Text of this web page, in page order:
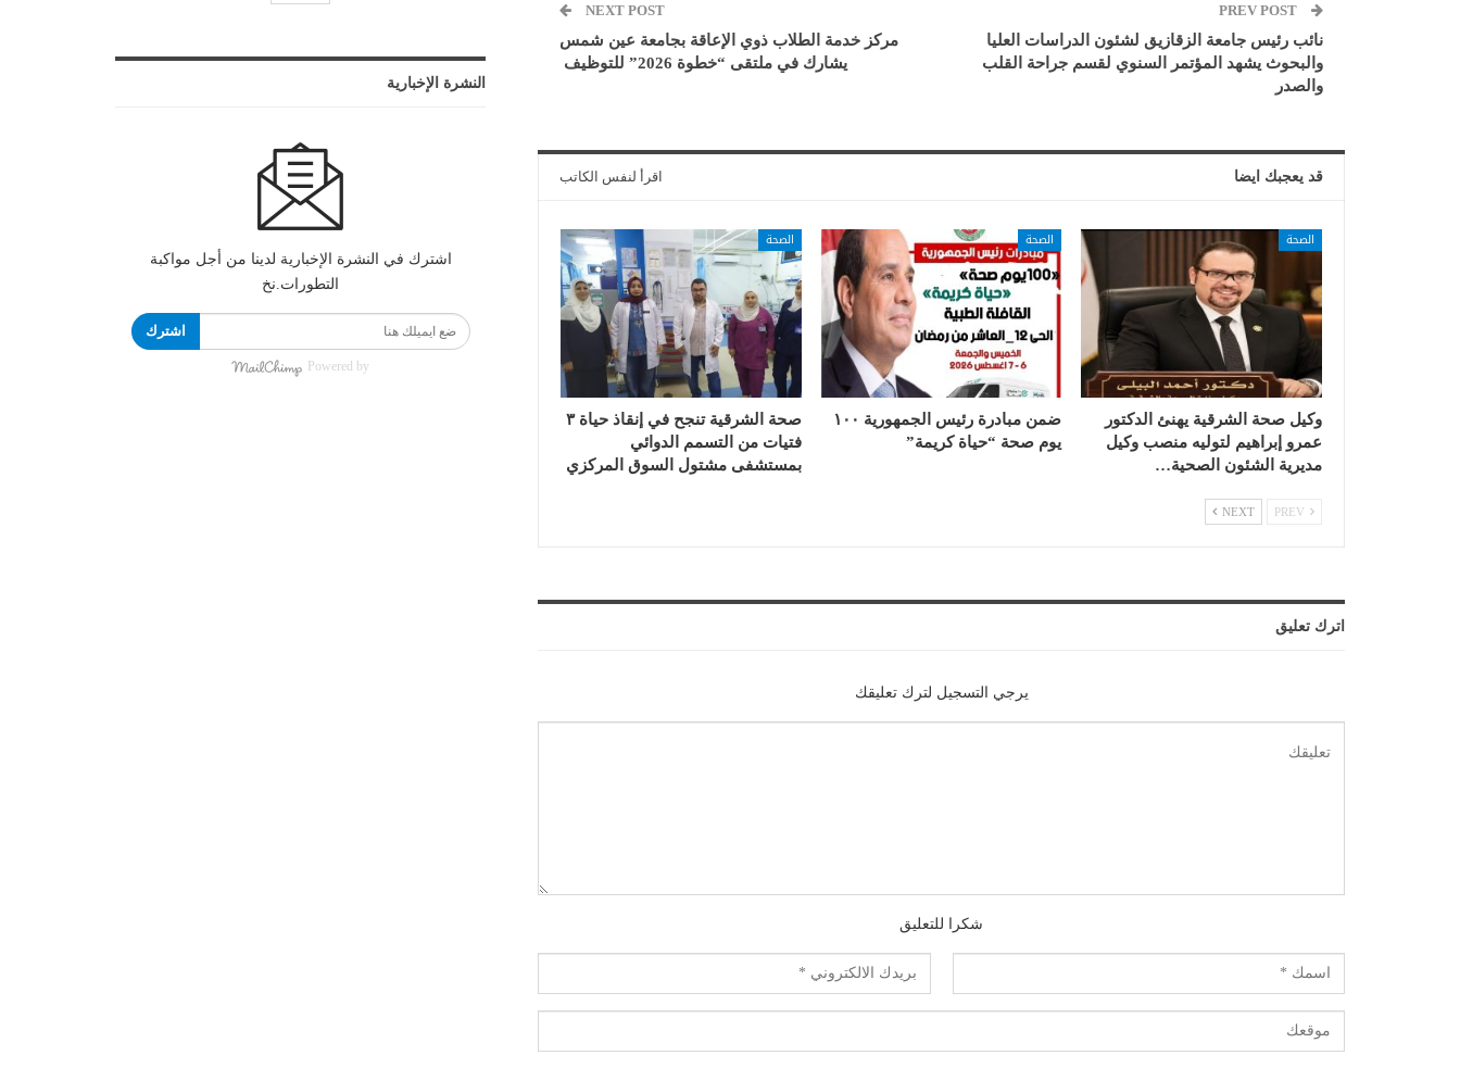
نائب رئيس جامعة الزقازيق لشئون الدراسات العليا
والبحوث يشهد المؤتمر السنوي لقسم جراحة القلب
والصدر
NEXT POST
مركز خدمة الطلاب ذوي الإعاقة بجامعة عين شمس
يشارك في ملتقى “خطوة 2026” للتوظيف
قد يعجبك ايضا اقرأ لنفس الكاتب
الصحة
وكيل صحة الشرقية يهنئ الدكتور
عمرو إبراهيم لتوليه منصب وكيل
مديرية الشئون الصحية…
الصحة
ضمن مبادرة رئيس الجمهورية ١٠٠
يوم صحة “حياة كريمة”
الصحة
صحة الشرقية تنجح في إنقاذ حياة ٣
فتيات من التسمم الدوائي
بمستشفى مشتول السوق المركزي
NEXT
اترك تعليق
يرجي التسجيل لترك تعليقك
شكرا للتعليق
النشرة الإخبارية
اشترك في النشرة الإخبارية لدينا من أجل مواكبة
التطورات.نخ
اشترك
Powered by